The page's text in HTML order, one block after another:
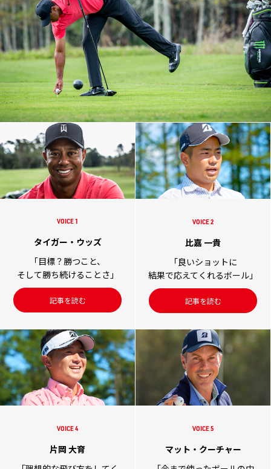
VOICE 1
タイガー・ウッズ
「目標？勝つこと、
そして勝ち続けることさ」
記事を読む
VOICE 2
比嘉 一貴
「良いショットに
結果で応えてくれるボール」
記事を読む
VOICE 4
片岡 大育
VOICE 5
マット・クーチャー